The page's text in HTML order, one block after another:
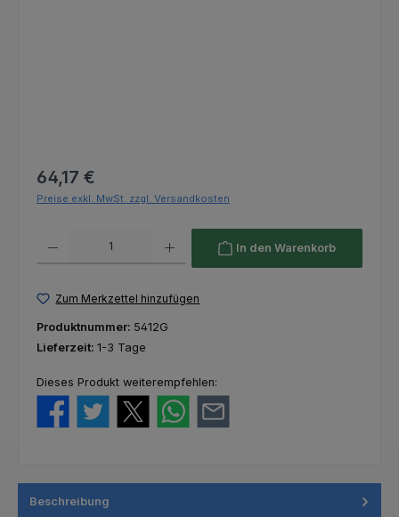
Regulärer Preis:
64,17 €
Preise exkl. MwSt. zzgl. Versandkosten
In den Warenkorb
Zum Merkzettel hinzufügen
Produktnummer: 5412G
Lieferzeit: 1-3 Tage
Dieses Produkt weiterempfehlen:
Beschreibung